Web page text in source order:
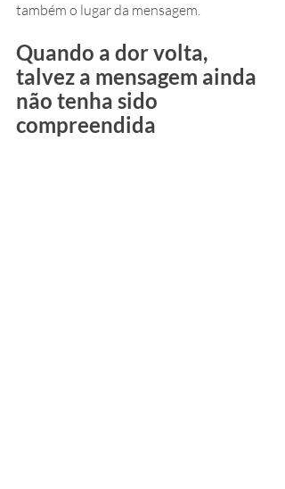
também o lugar da mensagem.
Quando a dor volta,
talvez a mensagem ainda
não tenha sido
compreendida